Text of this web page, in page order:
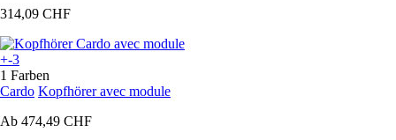
314,09 CHF
+-3
1 Farben
Cardo Kopfhörer avec module
Ab 474,49 CHF